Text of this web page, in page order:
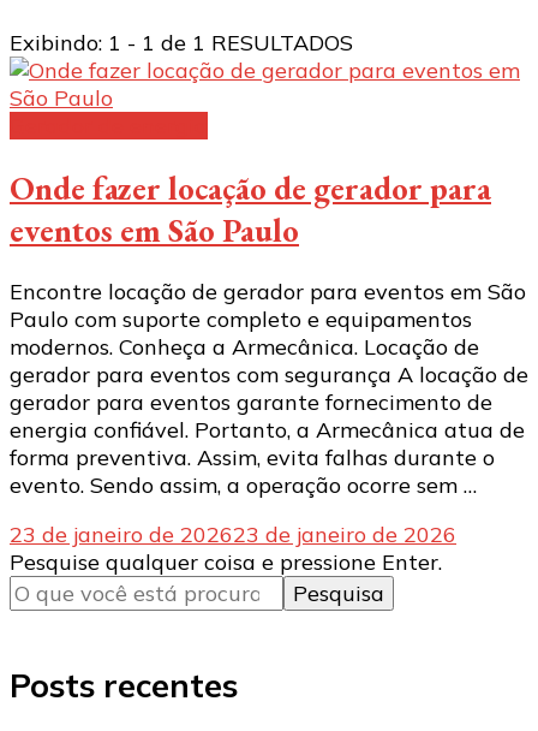
Exibindo: 1 - 1 de 1 RESULTADOS
Onde fazer locação de gerador para
eventos em São Paulo
Encontre locação de gerador para eventos em São
Paulo com suporte completo e equipamentos
modernos. Conheça a Armecânica. Locação de
gerador para eventos com segurança A locação de
gerador para eventos garante fornecimento de
energia confiável. Portanto, a Armecânica atua de
forma preventiva. Assim, evita falhas durante o
evento. Sendo assim, a operação ocorre sem …
23 de janeiro de 202623 de janeiro de 2026
Procurando
algo?
Pesquise qualquer coisa e pressione Enter.
Posts recentes